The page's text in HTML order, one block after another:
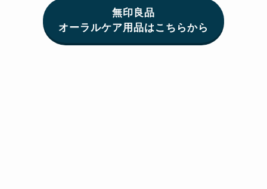
無印良品
オーラルケア用品はこちらから